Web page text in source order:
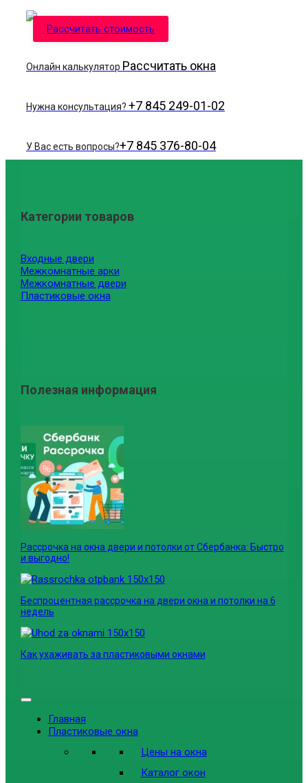
Рассчитать стоимость
Онлайн калькулятор Рассчитать окна
Нужна консультация? +7 845 249-01-02
У Вас есть вопросы?+7 845 376-80-04
Категории товаров
Входные двери
Межкомнатные арки
Межкомнатные двери
Пластиковые окна
Полезная информация
Рассрочка на окна двери и потолки от Сбербанка: Быстро
и выгодно!
Беспроцентная рассрочка на двери окна и потолки на 6
недель
Как ухаживать за пластиковыми окнами
Главная
Пластиковые окна
Цены на окна
Каталог окон